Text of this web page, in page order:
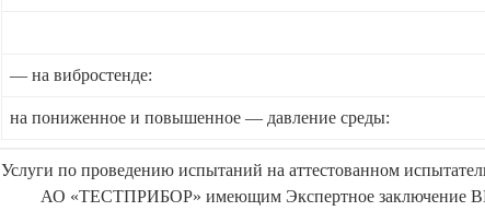
— на вибростенде:
на пониженное и повышенное — давление среды:
Услуги по проведению испытаний на аттестованном
АО «ТЕСТПРИБОР» имеющим Экспертное заключение